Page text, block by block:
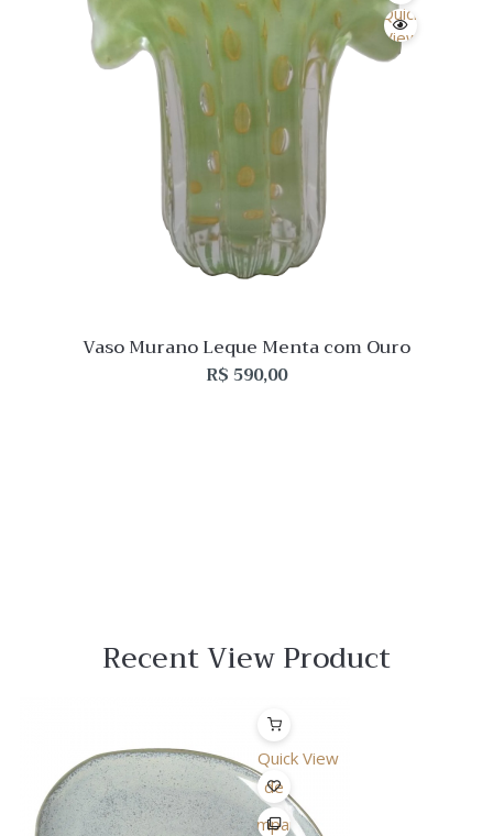
Quick
View
Vaso Murano Leque Menta com Ouro
R$ 590,00
Recent View Product
Quick View
Lista
de
Desejo
Comparar